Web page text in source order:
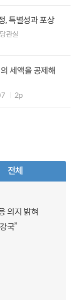
, 특별성과 포상
관실
세액을 공제해
2p
전체
의지 밝혀
국”